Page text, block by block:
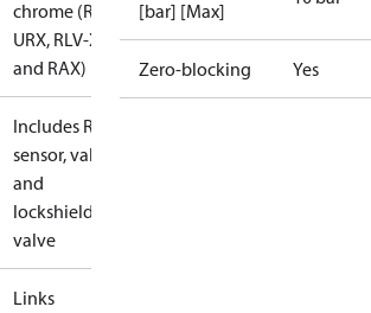
chrome (RA-
URX, RLV-X
and RAX)
Includes RAX
sensor, valve
and
lockshield
valve
Links
[bar] [Max]
Zero-blocking Yes